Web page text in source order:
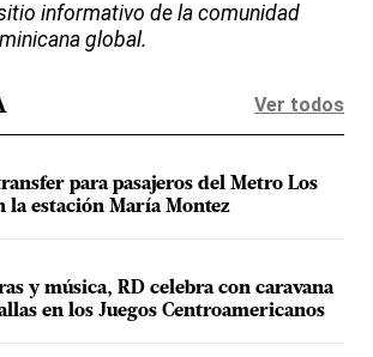
informativo de la comunidad
global.
Ver todos
para pasajeros del Metro Los
la estación María Montez
y música, RD celebra con caravana
en los Juegos Centroamericanos